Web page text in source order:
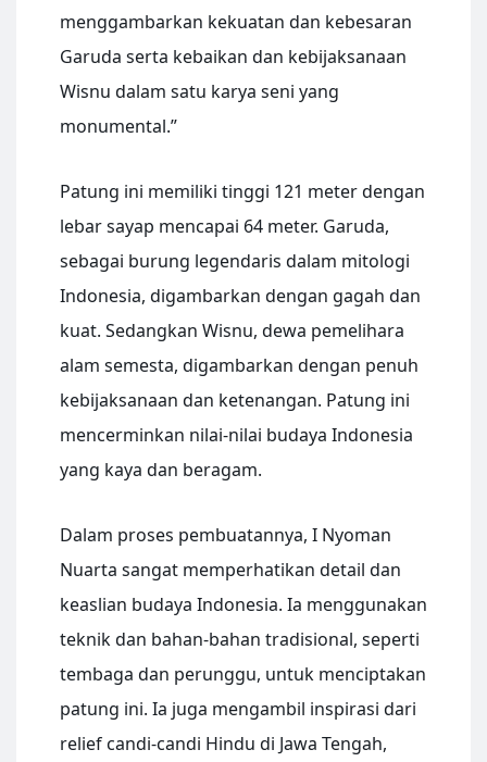
menggambarkan kekuatan dan kebesaran
Garuda serta kebaikan dan kebijaksanaan
Wisnu dalam satu karya seni yang
monumental.”
Patung ini memiliki tinggi 121 meter dengan
lebar sayap mencapai 64 meter. Garuda,
sebagai burung legendaris dalam mitologi
Indonesia, digambarkan dengan gagah dan
kuat. Sedangkan Wisnu, dewa pemelihara
alam semesta, digambarkan dengan penuh
kebijaksanaan dan ketenangan. Patung ini
mencerminkan nilai-nilai budaya Indonesia
yang kaya dan beragam.
Dalam proses pembuatannya, I Nyoman
Nuarta sangat memperhatikan detail dan
keaslian budaya Indonesia. Ia menggunakan
teknik dan bahan-bahan tradisional, seperti
tembaga dan perunggu, untuk menciptakan
patung ini. Ia juga mengambil inspirasi dari
relief candi-candi Hindu di Jawa Tengah,